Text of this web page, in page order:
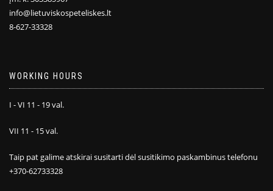
info@lietuviskospeteliskes.lt
8-627-33328
WORKING HOURS
I - VI 11 - 19 val.
VII 11 - 15 val.
Taip pat galime atskirai susitarti dėl susitikimo paskambinus telefonu
+370-62733328